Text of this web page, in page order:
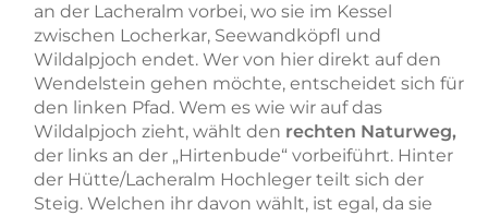
an der Lacheralm vorbei, wo sie im Kessel
zwischen Locherkar, Seewandköpfl und
Wildalpjoch endet. Wer von hier direkt auf den
Wendelstein gehen möchte, entscheidet sich für
den linken Pfad. Wem es wie wir auf das
Wildalpjoch zieht, wählt den rechten Naturweg,
der links an der „Hirtenbude“ vorbeiführt. Hinter
der Hütte/Lacheralm Hochleger teilt sich der
Steig. Welchen ihr davon wählt, ist egal, da sie